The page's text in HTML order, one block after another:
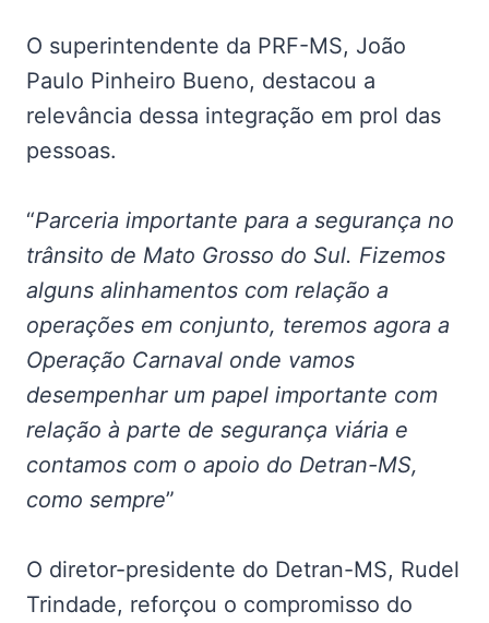
O superintendente da PRF-MS, João
Paulo Pinheiro Bueno, destacou a
relevância dessa integração em prol das
pessoas.
“Parceria importante para a segurança no
trânsito de Mato Grosso do Sul. Fizemos
alguns alinhamentos com relação a
operações em conjunto, teremos agora a
Operação Carnaval onde vamos
desempenhar um papel importante com
relação à parte de segurança viária e
contamos com o apoio do Detran-MS,
como sempre”
O diretor-presidente do Detran-MS, Rudel
Trindade, reforçou o compromisso do